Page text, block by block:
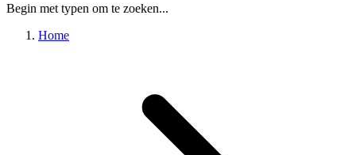
Begin met typen om te zoeken...
Home